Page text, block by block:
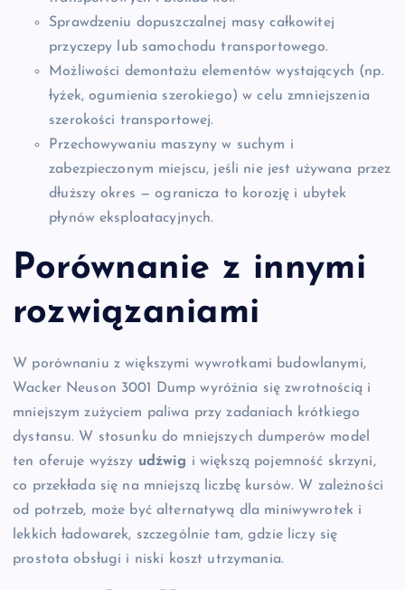
Sprawdzeniu dopuszczalnej masy całkowitej
przyczepy lub samochodu transportowego.
Możliwości demontażu elementów wystających (np.
łyżek, ogumienia szerokiego) w celu zmniejszenia
szerokości transportowej.
Przechowywaniu maszyny w suchym i
zabezpieczonym miejscu, jeśli nie jest używana przez
dłuższy okres — ogranicza to korozję i ubytek
płynów eksploatacyjnych.
Porównanie z innymi
rozwiązaniami
W porównaniu z większymi wywrotkami budowlanymi,
Wacker Neuson 3001 Dump wyróżnia się zwrotnością i
mniejszym zużyciem paliwa przy zadaniach krótkiego
dystansu. W stosunku do mniejszych dumperów model
ten oferuje wyższy udźwig i większą pojemność skrzyni,
co przekłada się na mniejszą liczbę kursów. W zależności
od potrzeb, może być alternatywą dla miniwywrotek i
lekkich ładowarek, szczególnie tam, gdzie liczy się
prostota obsługi i niski koszt utrzymania.